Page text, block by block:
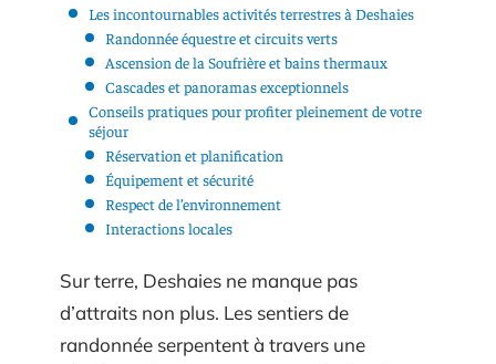
Les incontournables activités terrestres à Deshaies
Randonnée équestre et circuits verts
Ascension de la Soufrière et bains thermaux
Cascades et panoramas exceptionnels
Conseils pratiques pour profiter pleinement de votre
séjour
Réservation et planification
Équipement et sécurité
Respect de l’environnement
Interactions locales
Sur terre, Deshaies ne manque pas
d’attraits non plus. Les sentiers de
randonnée serpentent à travers une